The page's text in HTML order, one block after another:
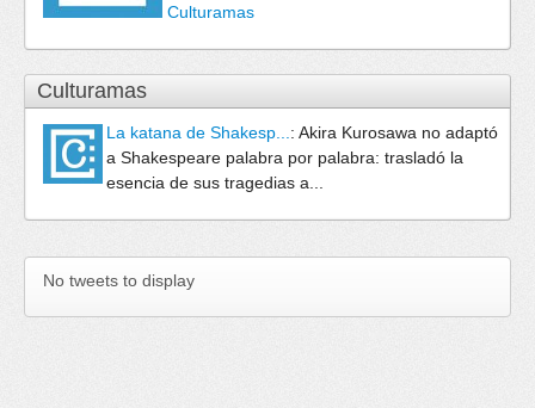
Culturamas
Culturamas
La katana de Shakesp... : Akira Kurosawa no adaptó
a Shakespeare palabra por palabra: trasladó la
esencia de sus tragedias a...
No tweets to display